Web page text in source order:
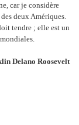
car je considère
deux Amériques.
tendre ; elle est un
Delano Roosevelt